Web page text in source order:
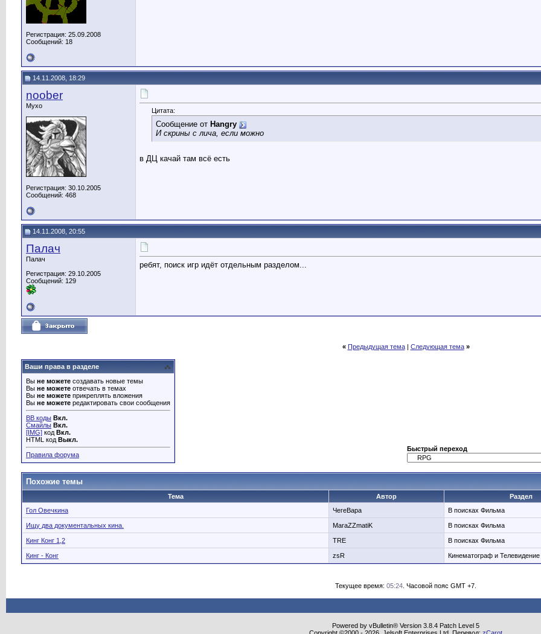
Регистрация: 25.09.2008
Сообщений: 18
14.11.2008, 18:29
noober
Myxo
Регистрация: 30.10.2005
Сообщений: 468
Цитата:
Сообщение от Hangry
И скрины с лича, если можно
в ДЦ качай там всё есть
14.11.2008, 20:55
Палач
Палач
Регистрация: 29.10.2005
Сообщений: 129
ребят, поиск игр идёт отдельным разделом...
« Предыдущая тема| Следующая тема »
Ваши права в разделе
Вы не можете создавать новые темы
Вы не можете отвечать в темах
Вы не можете прикреплять вложения
Вы не можете редактировать свои сообщения
BB коды Вкл.
Смайлы Вкл.
[IMG] код Вкл.
HTML код Выкл.
Правила форума
Быстрый переход
Похожие темы
Тема Автор
Раздел
Гол Овечкина
ЧегеВара В поисках Фильма
Ищу два документальных кина. MaraZZmatiK В поисках Фильма
Кинг Конг 1,2 TRE В поисках Фильма
Кинг - Конг zsR Кинематограф и Телевидение
Текущее время: 05:24 . Часовой пояс GMT +7.
Powered by vBulletin® Version 3.8.4 Patch Level 5